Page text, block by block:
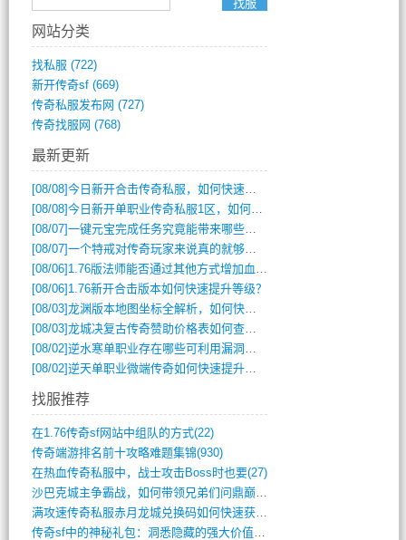
网站分类
找私服 (722)
新开传奇sf(669)
传奇私服发布网 (727)
传奇找服网 (768)
最新更新
[08/08]今日新开合击传奇私服，如何快速提升角色战力？
[08/08]今日新开单职业传奇私服1区，如何快速升级与获取顶级装备？
[08/07]一键元宝完成任务究竟能带来哪些超值优势？
[08/07]一个特戒对传奇玩家来说真的就够用了吗？
[08/06] 1.76版法师能否通过其他方式增加血量？
[08/06] 1.76新开合击版本如何快速提升等级？
[08/03]龙渊版本地图坐标全解析，如何快速定位BOSS位置？
[08/03]龙城决复古传奇赞助价格表如何查询？
[08/02]逆水寒单职业存在哪些可利用漏洞？如何快速提升战力？
[08/02]逆天单职业微端传奇如何快速提升战力？新手必看攻略
找服推荐
在1.76传奇sf网站中组队的方式(22)
传奇端游排名前十攻略难题集锦(930)
在热血传奇私服中，战士攻击Boss时也要(27)
沙巴克城主争霸战，如何带领兄弟们问鼎巅峰(565)
满攻速传奇私服赤月龙城兑换码如何快速获取(676)
传奇sf中的神秘礼包：洞悉隐藏的强大价值(427)